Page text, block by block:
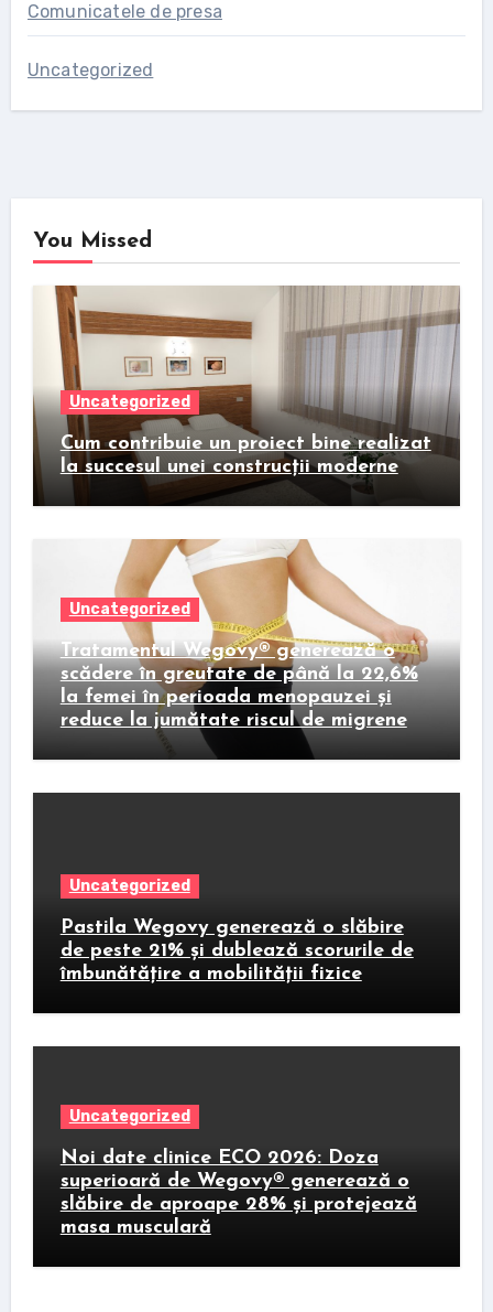
Comunicatele de presa
Uncategorized
You Missed
Uncategorized
Cum contribuie un proiect bine realizat
la succesul unei construcții moderne
Uncategorized
Tratamentul Wegovy® generează o
scădere în greutate de până la 22,6%
la femei în perioada menopauzei și
reduce la jumătate riscul de migrene
Uncategorized
Pastila Wegovy generează o slăbire
de peste 21% și dublează scorurile de
îmbunătățire a mobilității fizice
Uncategorized
Noi date clinice ECO 2026: Doza
superioară de Wegovy® generează o
slăbire de aproape 28% și protejează
masa musculară